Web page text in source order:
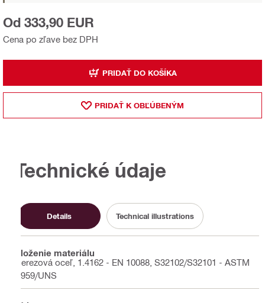
Cena po zľave bez DPH
Od 333,90 EUR
PRIDAŤ DO KOŠÍKA
PRIDAŤ K OBĽÚBENÝM
Technické údaje
Details Technical illustrations
Zloženie materiálu
Nerezová oceľ, 1.4162 - EN 10088, S32102/S32101 - ASTM
A959/UNS